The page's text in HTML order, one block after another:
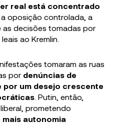
real está concentrado
a oposição controlada, a
as decisões tomadas por
ao Kremlin.
tomaram as ruas
por denúncias de
um desejo crescente
. Putin, então,
prometendo
autonomia